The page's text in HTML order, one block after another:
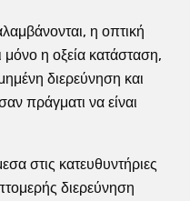
η οπτική
μόνο η οξεία κατάσταση,
διερεύνηση και
πράγματι να είναι
στις κατευθυντήριες
διερεύνηση